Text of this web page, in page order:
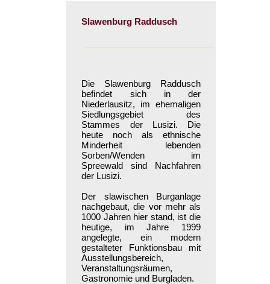
Slawenburg Raddusch
Die Slawenburg Raddusch
befindet sich in der
Niederlausitz, im ehemaligen
Siedlungsgebiet des
Stammes der Lusizi. Die
heute noch als ethnische
Minderheit lebenden
Sorben/Wenden im
Spreewald sind Nachfahren
der Lusizi.
Der slawischen Burganlage
nachgebaut, die vor mehr als
1000 Jahren hier stand, ist die
heutige, im Jahre 1999
angelegte, ein modern
gestalteter Funktionsbau mit
Ausstellungsbereich,
Veranstaltungsräumen,
Gastronomie und Burgladen.